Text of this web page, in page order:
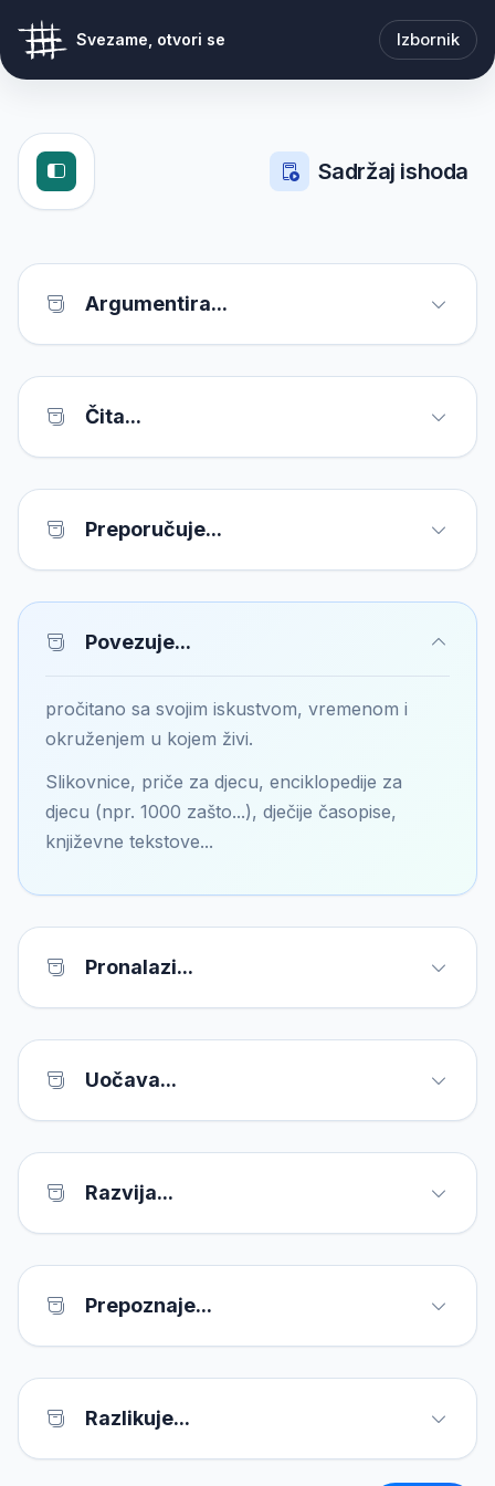
Svezame, otvori se Izbornik
Sadržaj ishoda
Argumentira...
Čita...
Preporučuje...
Povezuje...
pročitano sa svojim iskustvom, vremenom i
okruženjem u kojem živi.
Slikovnice, priče za djecu, enciklopedije za
djecu (npr. 1000 zašto...), dječije časopise,
književne tekstove...
Pronalazi...
Uočava...
Razvija...
Prepoznaje...
Razlikuje...